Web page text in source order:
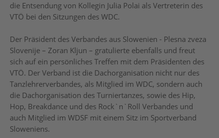
die Entsendung von Kollegin Julia Polai als Vertreterin des
VTÖ bei den Sitzungen des WDC.
Der Präsident des Verbandes aus Slowenien - Plesna zveza
Slovenije – Zoran Kljun – gratulierte ebenfalls und freut
sich auf ein persönliches Treffen mit dem Präsidenten des
VTÖ. Der Verband ist die Dachorganisation nicht nur des
Tanzlehrerverbandes, als Mitglied im WDC, sondern auch
die Dachorganisation des Turniertanzes, sowie des Hip,
Hop, Breakdance und des Rock`n`Roll Verbandes und
auch Mitglied im WDSF mit einem Sitz im Sportverband
Sloweniens.